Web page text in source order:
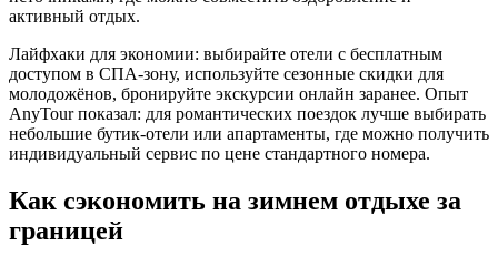
активный отдых.
Лайфхаки для экономии: выбирайте отели с бесплатным
доступом в СПА-зону, используйте сезонные скидки для
молодожёнов, бронируйте экскурсии онлайн заранее. Опыт
AnyTour показал: для романтических поездок лучше выбирать
небольшие бутик-отели или апартаменты, где можно получить
индивидуальный сервис по цене стандартного номера.
Как сэкономить на зимнем отдыхе за
границей